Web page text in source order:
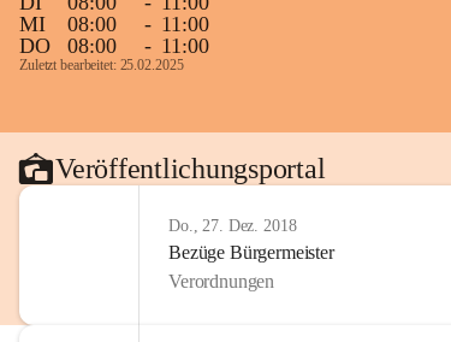
MI
08:00 - 11:00
DO
08:00 - 11:00
Zuletzt bearbeitet: 25.02.2025
Veröffentlichungsportal
Do., 27. Dez. 2018
Bezüge Bürgermeister
Verordnungen